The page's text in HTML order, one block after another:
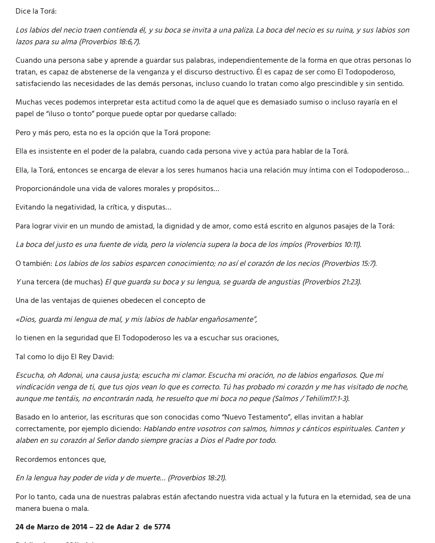
Dice la Torá:
Los labios del necio traen contienda él, y su boca se invita a una paliza. La boca del necio es su ruina, y sus labios son
lazos para su alma (Proverbios 18:6,7).
Cuando una persona sabe y aprende a guardar sus palabras, independientemente de la forma en que otras personas lo
tratan, es capaz de abstenerse de la venganza y el discurso destructivo.Él es capaz de ser como El Todopoderoso,
satisfaciendo las necesidades de las demás personas, incluso cuando lo tratan como algo prescindible y sin sentido.
Muchas veces podemos interpretar esta actitud como la de aquel que es demasiado sumiso o incluso rayaría en el
papel de “iluso o tonto” porque puede optar por quedarse callado:
Pero y más pero, esta no es la opción que la Torá propone:
Ella es insistente en el poder de la palabra, cuando cada persona vive y actúa para hablar de la Torá.
Ella, la Torá, entonces se encarga de elevar a los seres humanos hacia una relación muy íntima con el Todopoderoso…
Proporcionándole una vida de valores morales y propósitos…
Evitando la negatividad, la crítica, y disputas…
Para lograr vivir en un mundo de amistad, la dignidad y de amor, como está escrito en algunos pasajes de la Torá:
La boca del justo es una fuente de vida, pero la violencia supera la boca de los impíos (Proverbios 10:11).
O también: Los labios de los sabios esparcen conocimiento; no así el corazón de los necios (Proverbios 15:7).
Yuna tercera (de muchas) El que guarda su boca y su lengua, se guarda de angustias (Proverbios 21:23).
Una de las ventajas de quienes obedecen el concepto de
«Dios, guarda mi lengua de mal, y mis labios de hablar engañosamente”,
lo tienen en la seguridad que El Todopoderoso les va a escuchar sus oraciones,
Tal como lo dijo El Rey David:
Escucha, oh Adonai, una causa justa; escucha mi clamor. Escucha mi oración, no de labios engañosos. Que mi
vindicación venga de ti, que tus ojos vean lo que es correcto. Tú has probado mi corazón y me has visitado de noche,
aunque me tentáis, no encontrarán nada, he resuelto que mi boca no peque (Salmos / Tehilim17:1-3).
Basado en lo anterior, las escrituras que son conocidas como “Nuevo Testamento”, ellas invitan a hablar
correctamente, por ejemplo diciendo: Hablando entre vosotros con salmos, himnos y cánticos espirituales. Canten y
alaben en su corazón al Señor dando siempre gracias a Dios el Padre por todo.
Recordemos entonces que,
En la lengua hay poder de vida y de muerte… (Proverbios 18:21).
Por lo tanto, cada una de nuestras palabras están afectando nuestra vida actual y la futura en la eternidad, sea de una
manera buena o mala.
24 de Marzo de 2014 – 22 de Adar 2 de 5774